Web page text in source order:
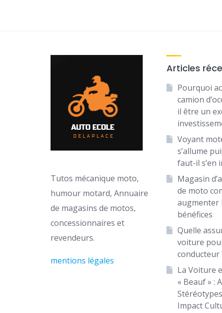
Tutos mécanique moto,
humour motard, Annuaire
de magasins de motos,
concessionnaires et
revendeurs.
mentions légales
Articles
Pourquoi
camion
il être un
Voyant
s’allume
faut-il s’en
Magasin
de moto
augmenter
bénéfices
Quelle
voiture
conducteur
La Voiture
« Beauf » :
Impact